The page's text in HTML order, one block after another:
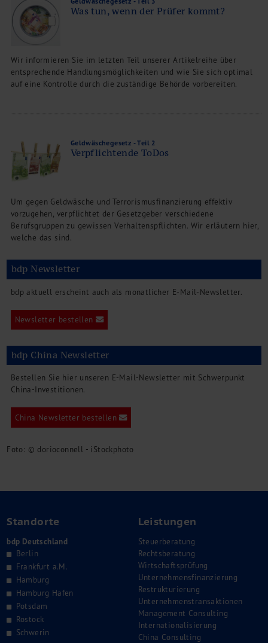
Was tun, wenn der Prüfer kommt?
Wir informieren Sie im letzten Teil unserer Artikelreihe über
entsprechende Handlungsmöglichkeiten und wie Sie sich optimal
auf eine Kontrolle durch die zuständige Behörde vorbereiten.
Geldwäschegesetz - Teil 2
Verpflichtende ToDos
Um gegen Geldwäsche und Terrorismusfinanzierung effektiv
vorzugehen, verpflichtet der Gesetzgeber verschiedene
Berufsgruppen zu gewissen Verhaltenspflichten. Wir erläutern hier,
welche das sind.
bdp Newsletter
bdp aktuell erscheint auch als monatlicher E-Mail-Newsletter.
Newsletter bestellen
bdp China Newsletter
Bestellen Sie hier unseren E-Mail-Newsletter mit Schwerpunkt
China-Investitionen.
China Newsletter bestellen
Foto: © dorioconnell - iStockphoto
Standorte
bdp Deutschland
Berlin
Frankfurt a.M.
Hamburg
Hamburg Hafen
Potsdam
Rostock
Schwerin
Leistungen
Steuerberatung
Rechtsberatung
Wirtschaftsprüfung
Unternehmensfinanzierung
Restrukturierung
Unternehmenstransaktionen
Management Consulting
Internationalisierung
China Consulting